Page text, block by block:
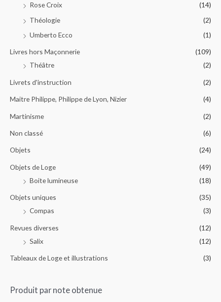
Rose Croix
(14)
Théologie
(2)
Umberto Ecco
(1)
Livres hors Maçonnerie
(109)
Théâtre
(2)
Livrets d'instruction (2)
Maitre Philippe, Philippe de Lyon, Nizier (4)
Martinisme (2)
Non classé (6)
Objets (24)
Objets de Loge
(49)
Boite lumineuse
(18)
Objets uniques
(35)
Compas
(3)
Revues diverses
(12)
Salix
(12)
Tableaux de Loge et illustrations (3)
Produit par note obtenue